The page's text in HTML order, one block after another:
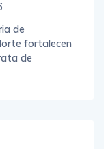
de
fortalecen
de